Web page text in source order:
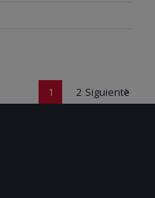
1 2 Siguiente